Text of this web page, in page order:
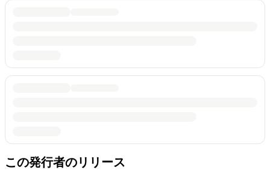
この発行者のリリース